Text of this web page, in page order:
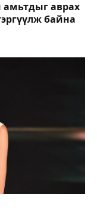
амьтдыг аврах
байна